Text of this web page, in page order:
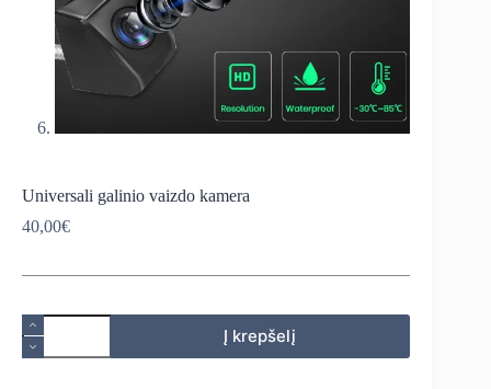
Universali galinio vaizdo kamera
40,00€
produkto
kiekis:
Universali
Į krepšelį